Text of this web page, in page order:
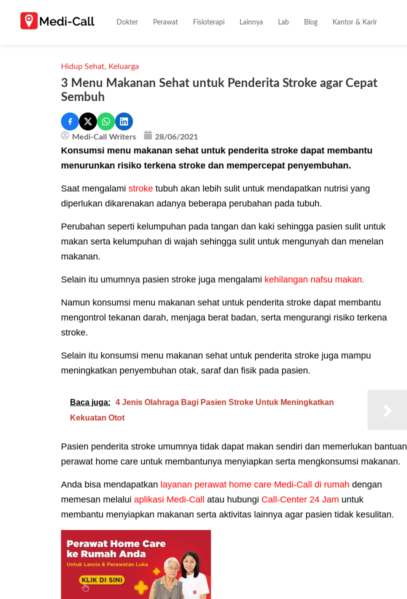
Dokter Perawat Fisioterapi Lainnya Lab Blog Kantor & Karir
Hidup Sehat, Keluarga
3 Menu Makanan Sehat untuk Penderita Stroke agar Cepat
Sembuh
Medi-Call Writers 28/06/2021
Konsumsi menu makanan sehat untuk penderita stroke dapat membantu
menurunkan risiko terkena stroke dan mempercepat penyembuhan.
Saat mengalami stroke tubuh akan lebih sulit untuk mendapatkan nutrisi yang
diperlukan dikarenakan adanya beberapa perubahan pada tubuh.
Perubahan seperti kelumpuhan pada tangan dan kaki sehingga pasien sulit untuk
makan serta kelumpuhan di wajah sehingga sulit untuk mengunyah dan menelan
makanan.
Selain itu umumnya pasien stroke juga mengalami kehilangan nafsu makan.
Namun konsumsi menu makanan sehat untuk penderita stroke dapat membantu
mengontrol tekanan darah, menjaga berat badan, serta mengurangi risiko terkena
stroke.
Selain itu konsumsi menu makanan sehat untuk penderita stroke juga mampu
meningkatkan penyembuhan otak, saraf dan fisik pada pasien.
Baca juga:
4 Jenis Olahraga Bagi Pasien Stroke Untuk Meningkatkan
Kekuatan Otot
Pasien penderita stroke umumnya tidak dapat makan sendiri dan memerlukan bantuan
perawat home care untuk membantunya menyiapkan serta mengkonsumsi makanan.
Anda bisa mendapatkan layanan perawat home care Medi-Call di rumah dengan
memesan melalui aplikasi Medi-Call atau hubungi Call-Center 24 Jam untuk
membantu menyiapkan makanan serta aktivitas lainnya agar pasien tidak kesulitan.